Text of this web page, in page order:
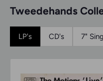
Tweedehands
LP's CD's 7"